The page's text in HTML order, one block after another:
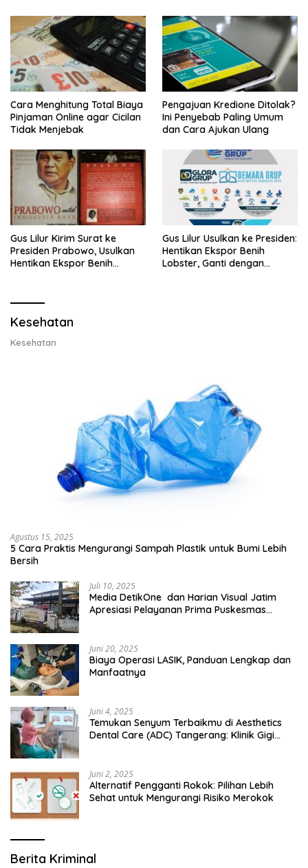
Cara Menghitung Total Biaya
Pinjaman Online agar Cicilan
Tidak Menjebak
Pengajuan Kredione Ditolak?
Ini Penyebab Paling Umum
dan Cara Ajukan Ulang
Gus Lilur Kirim Surat ke
Presiden Prabowo, Usulkan
Hentikan Ekspor Benih
Gus Lilur Usulkan ke Presiden:
Hentikan Ekspor Benih
Lobster, Ganti dengan
Kesehatan
Kesehatan
Agustus 15, 2025
5 Cara Praktis Mengurangi Sampah Plastik untuk Bumi Lebih
Bersih
Juli 10, 2025
Media DetikOne dan Harian Visual Jatim
Apresiasi Pelayanan Prima Puskesmas
Juni 20, 2025
Biaya Operasi LASIK, Panduan Lengkap dan
Manfaatnya
Juni 4, 2025
Temukan Senyum Terbaikmu di Aesthetics
Dental Care (ADC) Tangerang: Klinik Gigi
Juni 2, 2025
Alternatif Pengganti Rokok: Pilihan Lebih
Sehat untuk Mengurangi Risiko Merokok
Berita Kriminal